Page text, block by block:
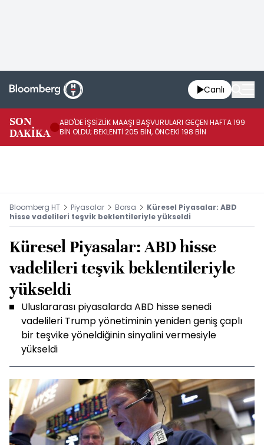
Canlı
SON
DAKİKA
ABD'DE İŞSİZLİK MAAŞI BAŞVURULARI GEÇEN HAFTA 199
BİN OLDU; BEKLENTİ 205 BİN, ÖNCEKİ 198 BİN
Bloomberg HT Piyasalar Borsa
Küresel Piyasalar: ABD
hisse vadelileri teşvik beklentileriyle yükseldi
Küresel Piyasalar: ABD hisse
vadelileri teşvik beklentileriyle
yükseldi
Uluslararası piyasalarda ABD hisse senedi
vadelileri Trump yönetiminin yeniden geniş çaplı
bir teşvike yöneldiğinin sinyalini vermesiyle
yükseldi